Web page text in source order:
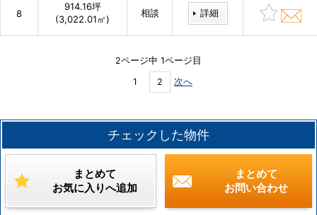
8
914.16坪
(3,022.01㎡)
相談 詳細
2ページ中 1ページ目
1
2 次へ
チェックした物件
まとめて
お気に入りへ追加
まとめて
お問い合わせ